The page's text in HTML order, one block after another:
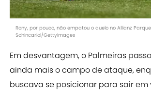
Rony, por pouco, não empatou o duelo no Allianz
Schincariol/GettyImages
Em desvantagem, o Palmeiras
ainda mais o campo de ataque,
buscava se posicionar para sair